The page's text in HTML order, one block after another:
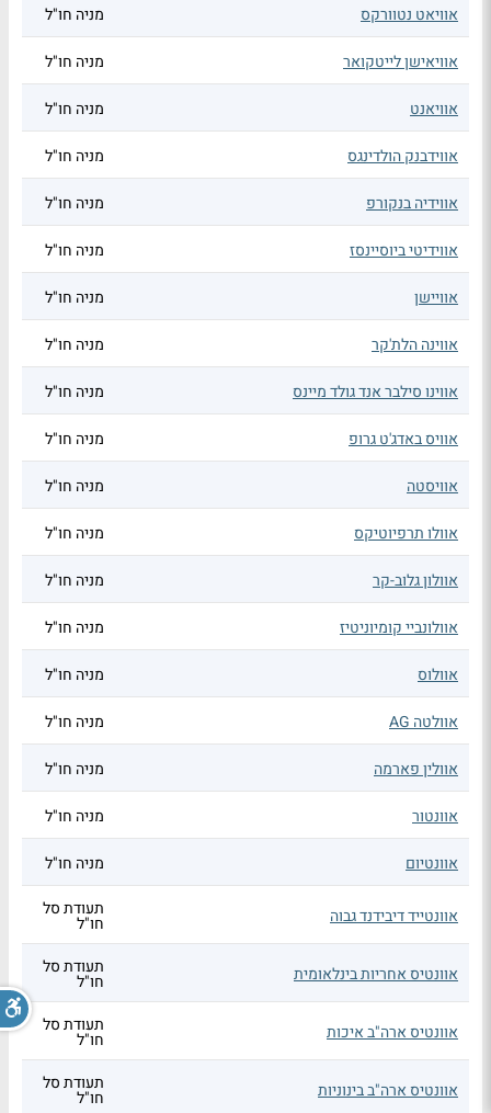
אוויאט נטוורקס מניה חו"ל
אוויאישן לייטקואר מניה חו"ל
אוויאנט מניה חו"ל
אווידבנק הולדינגס מניה חו"ל
אווידיה בנקורפ מניה חו"ל
אווידיטי ביוסיינסז מניה חו"ל
אוויישן מניה חו"ל
אווינה הלת'קר מניה חו"ל
אווינו סילבר אנד גולד מיינס מניה חו"ל
אוויס באדג'ט גרופ מניה חו"ל
אוויסטה מניה חו"ל
אוולו תרפיוטיקס מניה חו"ל
אוולון גלוב-קר מניה חו"ל
אוולונביי קומיוניטיז מניה חו"ל
אוולוס מניה חו"ל
אוולטה AG מניה חו"ל
אוולין פארמה מניה חו"ל
אוונטור מניה חו"ל
אוונטיום מניה חו"ל
אוונטייד דיבידנד גבוה תעודת סל
חו"ל
אוונטיס אחריות בינלאומית תעודת סל
חו"ל
אוונטיס ארה"ב איכות תעודת סל
חו"ל
אוונטיס ארה"ב בינוניות תעודת סל
חו"ל